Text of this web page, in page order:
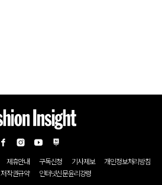
제휴안내 구독신청 기사제보
개인정보처리방침
저작권규약 인터넷신문윤리강령